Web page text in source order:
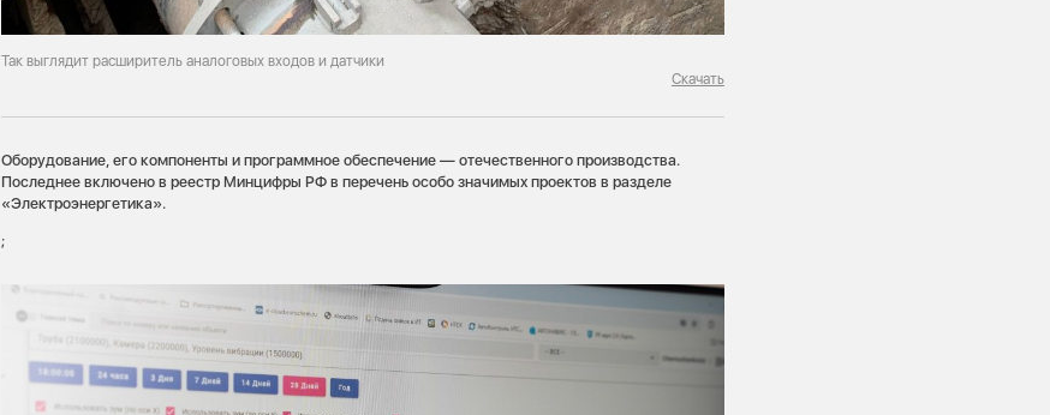
Так выглядит расширитель аналоговых входов и датчики
Скачать
Оборудование, его компоненты и программное обеспечение — отечественного производства.
Последнее включено в реестр Минцифры РФ в перечень особо значимых проектов в разделе
«Электроэнергетика».
;